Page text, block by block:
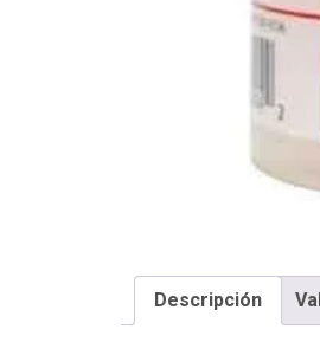
Descripción